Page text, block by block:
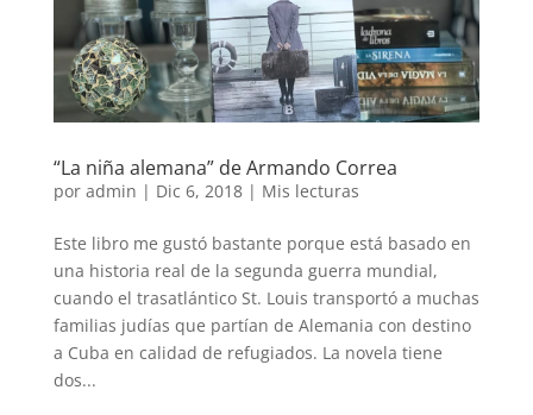
“La niña alemana” de Armando Correa
por admin | Dic 6, 2018| Mis lecturas
Este libro me gustó bastante porque está basado en
una historia real de la segunda guerra mundial,
cuando el trasatlántico St. Louis transportó a muchas
familias judías que partían de Alemania con destino
a Cuba en calidad de refugiados. La novela tiene
dos...